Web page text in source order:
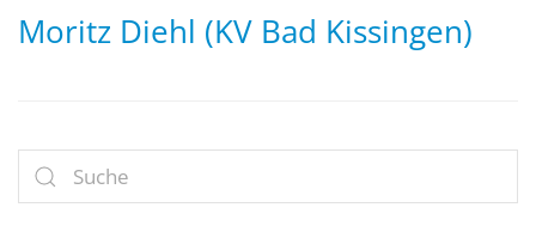
Moritz Diehl (KV Bad Kissingen)